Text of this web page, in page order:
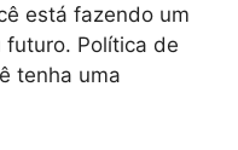
está fazendo um
futuro. Política de
tenha uma